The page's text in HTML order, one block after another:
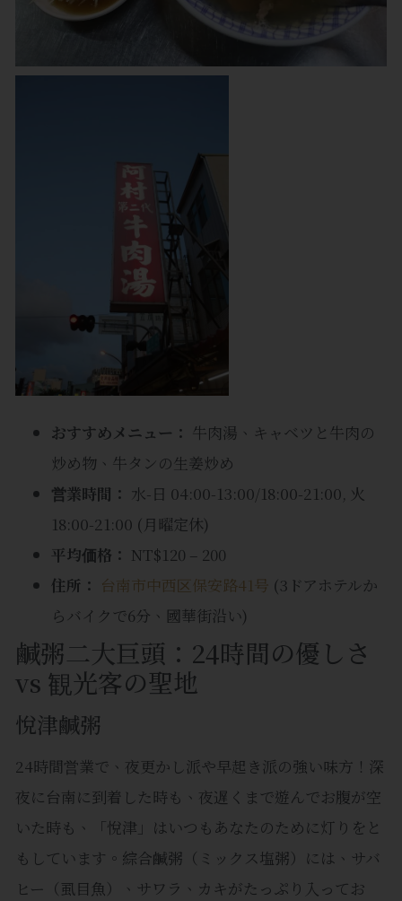
おすすめメニュー： 牛肉湯、キャベツと牛肉の
炒め物、牛タンの生姜炒め
営業時間： 水-日 04:00-13:00/18:00-21:00, 火
18:00-21:00 (月曜定休)
平均価格： NT$120 – 200
住所： 台南市中西区保安路41号 (3ドアホテルか
らバイクで6分、國華街沿い)
鹹粥二大巨頭：24時間の優しさ
vs 観光客の聖地
悅津鹹粥
24時間営業で、夜更かし派や早起き派の強い味方！深
夜に台南に到着した時も、夜遅くまで遊んでお腹が空
いた時も、「悅津」はいつもあなたのために灯りをと
もしています。綜合鹹粥（ミックス塩粥）には、サバ
ヒー（虱目魚）、サワラ、カキがたっぷり入ってお